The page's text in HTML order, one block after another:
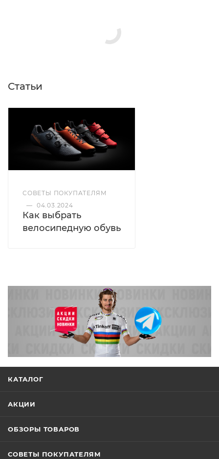
Статьи
СОВЕТЫ ПОКУПАТЕЛЯМ
— 04.03.2024
Как выбрать
велосипедную обувь
КАТАЛОГ
АКЦИИ
ОБЗОРЫ ТОВАРОВ
СОВЕТЫ ПОКУПАТЕЛЯМ